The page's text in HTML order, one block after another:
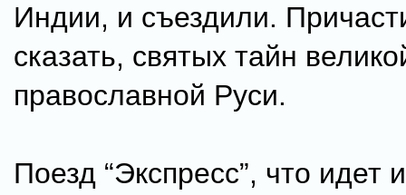
Индии, и съездили.
сказать, святых тайн
православной Руси.
Поезд “Экспресс”, что идет